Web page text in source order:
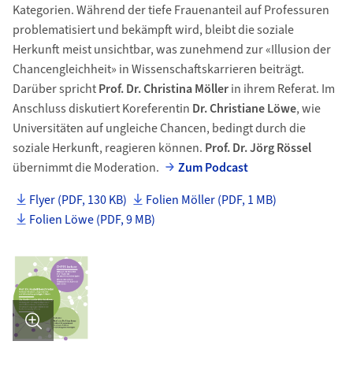
Kategorien. Während der tiefe Frauenanteil auf Professuren
problematisiert und bekämpft wird, bleibt die soziale
Herkunft meist unsichtbar, was zunehmend zur «Illusion der
Chancengleichheit» in Wissenschaftskarrieren beiträgt.
Darüber sprichtProf. Dr. Christina Möllerin ihrem Referat. Im
Anschluss diskutiert Koreferentin Dr. Christiane Löwe, wie
Universitäten auf ungleiche Chancen, bedingt durch die
soziale Herkunft, reagieren können. Prof. Dr. Jörg Rössel
übernimmt die Moderation.
Zum Podcast
Flyer (PDF, 130 KB)
Folien Möller (PDF, 1 MB)
Folien Löwe (PDF, 9 MB)
Bild in Detailansicht �ffnen